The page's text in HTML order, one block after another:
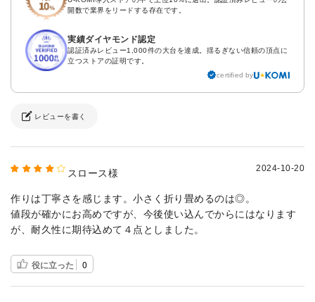
開数で業界をリードする存在です。
実績ダイヤモンド認定
認証済みレビュー1,000件の大台を達成。揺るぎない信頼の頂点に
立つストアの証明です。
certified by
レビューを書く
スロース様 2024-10-20
作りは丁寧さを感じます。小さく折り畳めるのは◎。
値段が確かにお高めですが、今後使い込んでからにはなります
が、耐久性に期待込めて４点としました。
役に立った 0